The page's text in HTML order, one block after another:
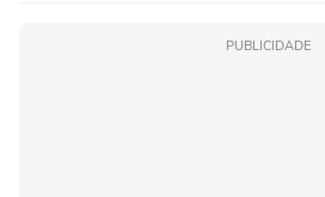
PUBLICIDADE